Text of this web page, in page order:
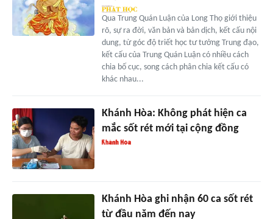
Qua Trung Quán Luận của Long Thọ giới thiệu
rõ, sự ra đời, văn bản và bản dịch, kết cấu nội
dung, từ góc độ triết học tư tưởng Trung đạo,
kết cấu của Trung Quán Luận có nhiều cách
chia bố cục, song cách phân chia kết cấu có
khác nhau...
Khánh Hòa: Không phát hiện ca
mắc sốt rét mới tại cộng đồng
Khánh Hòa ghi nhận 60 ca sốt rét
từ đầu năm đến nay